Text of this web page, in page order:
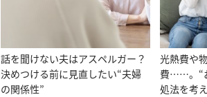
話を聞けない夫はアスペルガー？
決めつける前に見直したい“夫婦
の関係性”
光熱費や
費……。“
処法を考